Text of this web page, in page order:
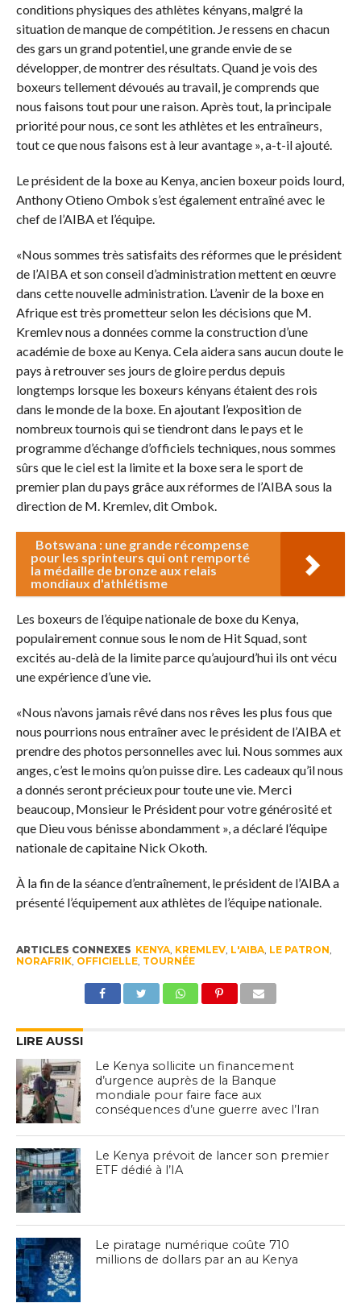
conditions physiques des athlètes kényans, malgré la
situation de manque de compétition. Je ressens en chacun
des gars un grand potentiel, une grande envie de se
développer, de montrer des résultats. Quand je vois des
boxeurs tellement dévoués au travail, je comprends que
nous faisons tout pour une raison. Après tout, la principale
priorité pour nous, ce sont les athlètes et les entraîneurs,
tout ce que nous faisons est à leur avantage », a-t-il ajouté.
Le président de la boxe au Kenya, ancien boxeur poids lourd,
Anthony Otieno Ombok s’est également entraîné avec le
chef de l’AIBA et l’équipe.
«Nous sommes très satisfaits des réformes que le président
de l’AIBA et son conseil d’administration mettent en œuvre
dans cette nouvelle administration. L’avenir de la boxe en
Afrique est très prometteur selon les décisions que M.
Kremlev nous a données comme la construction d’une
académie de boxe au Kenya. Cela aidera sans aucun doute le
pays à retrouver ses jours de gloire perdus depuis
longtemps lorsque les boxeurs kényans étaient des rois
dans le monde de la boxe. En ajoutant l’exposition de
nombreux tournois qui se tiendront dans le pays et le
programme d’échange d’officiels techniques, nous sommes
sûrs que le ciel est la limite et la boxe sera le sport de
premier plan du pays grâce aux réformes de l’AIBA sous la
direction de M. Kremlev, dit Ombok.
Botswana : une grande récompense
pour les sprinteurs qui ont remporté
la médaille de bronze aux relais
mondiaux d'athlétisme
Les boxeurs de l’équipe nationale de boxe du Kenya,
populairement connue sous le nom de Hit Squad, sont
excités au-delà de la limite parce qu’aujourd’hui ils ont vécu
une expérience d’une vie.
«Nous n’avons jamais rêvé dans nos rêves les plus fous que
nous pourrions nous entraîner avec le président de l’AIBA et
prendre des photos personnelles avec lui. Nous sommes aux
anges, c’est le moins qu’on puisse dire. Les cadeaux qu’il nous
a donnés seront précieux pour toute une vie. Merci
beaucoup, Monsieur le Président pour votre générosité et
que Dieu vous bénisse abondamment », a déclaré l’équipe
nationale de capitaine Nick Okoth.
À la fin de la séance d’entraînement, le président de l’AIBA a
présenté l’équipement aux athlètes de l’équipe nationale.
ARTICLES CONNEXES KENYA, KREMLEV, L'AIBA, LE PATRON
NORAFRIK, OFFICIELLE, TOURNÉE
LIRE AUSSI
Le Kenya sollicite un financement
d’urgence auprès de la Banque
mondiale pour faire face aux
conséquences d’une guerre avec l’Iran
Le Kenya prévoit de lancer son premier
ETF dédié à l’IA
Le piratage numérique coûte 710
millions de dollars par an au Kenya